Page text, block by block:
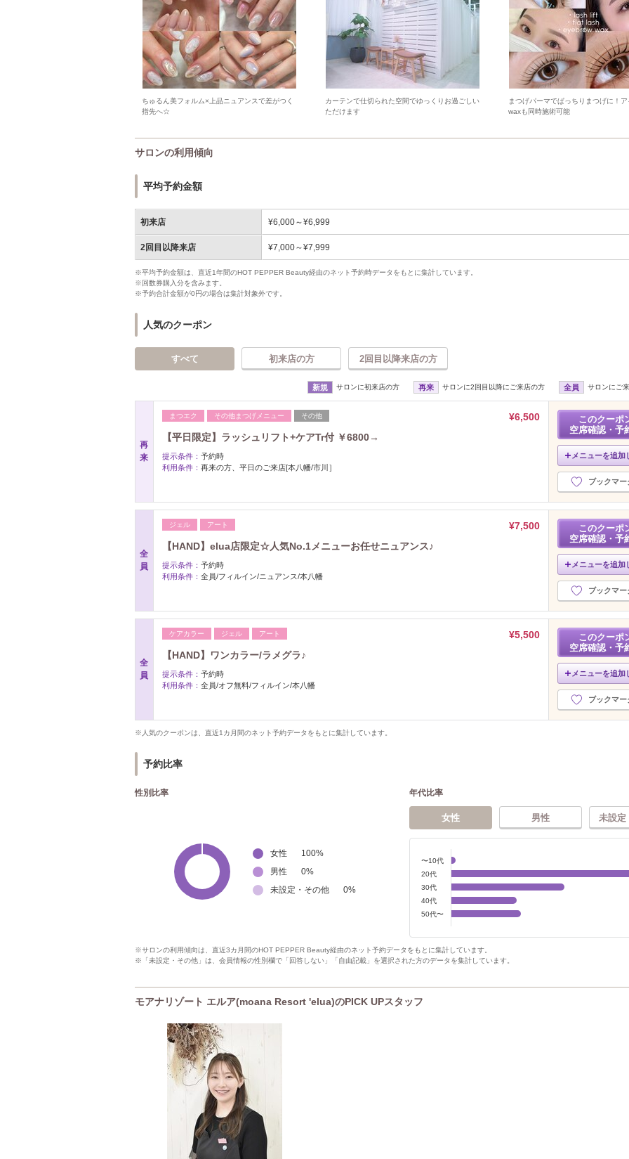
ちゅるん美フォルム×上品ニュアンスで差がつく
指先へ☆
カーテンで仕切られた空間でゆっくりお過ごしい
ただけます
まつげパーマでぱっちりまつげに！
waxも同時施術可能
サロンの利用傾向
平均予約金額
初来店 ¥6,000～¥6,999
2回目以降来店 ¥7,000～¥7,999
※平均予約金額は、直近1年間のHOT PEPPER Beauty経由のネット予約時データをもとに集計しています。
※回数券購入分を含みます。
※予約合計金額が0円の場合は集計対象外です。
人気のクーポン
すべて 初来店の方 2回目以降来店の方
新規 サロンに初来店の方 再来 サロンに2回目以降にご来店の方 全員 サロンにご
再
来
まつエク その他まつげメニュー その他
¥6,500
【平日限定】ラッシュリフト+ケアTr付 ￥6800→
提示条件： 予約時
利用条件： 再来の方、平日のご来店[本八幡/市川］
このクーポ
空席確認・予
メニューを追加
ブックマー
全
員
ジェル アート
¥7,500
【HAND】elua店限定☆人気No.1メニューお任せニュアンス♪
提示条件： 予約時
利用条件： 全員/フィルイン/ニュアンス/本八幡
このクーポ
空席確認・予
メニューを追加
ブックマー
全
員
ケアカラー ジェル アート
¥5,500
【HAND】ワンカラー/ラメグラ♪
提示条件： 予約時
利用条件： 全員/オフ無料/フィルイン/本八幡
このクーポ
空席確認・予
メニューを追加
ブックマー
※人気のクーポンは、直近1カ月間のネット予約データをもとに集計しています。
予約比率
性別比率
女性 100%
男性
0%
未設定・その他
0%
年代比率
女性 男性 未設定
〜10代
20代
30代
40代
50代〜
※サロンの利用傾向は、直近3カ月間のHOT PEPPER Beauty経由のネット予約データをもとに集計しています。
※「未設定・その他」は、会員情報の性別欄で「回答しない」「自由記載」を選択された方のデータを集計しています。
モアナリゾート エルア(moana Resort 'elua)のPICK UPスタッフ